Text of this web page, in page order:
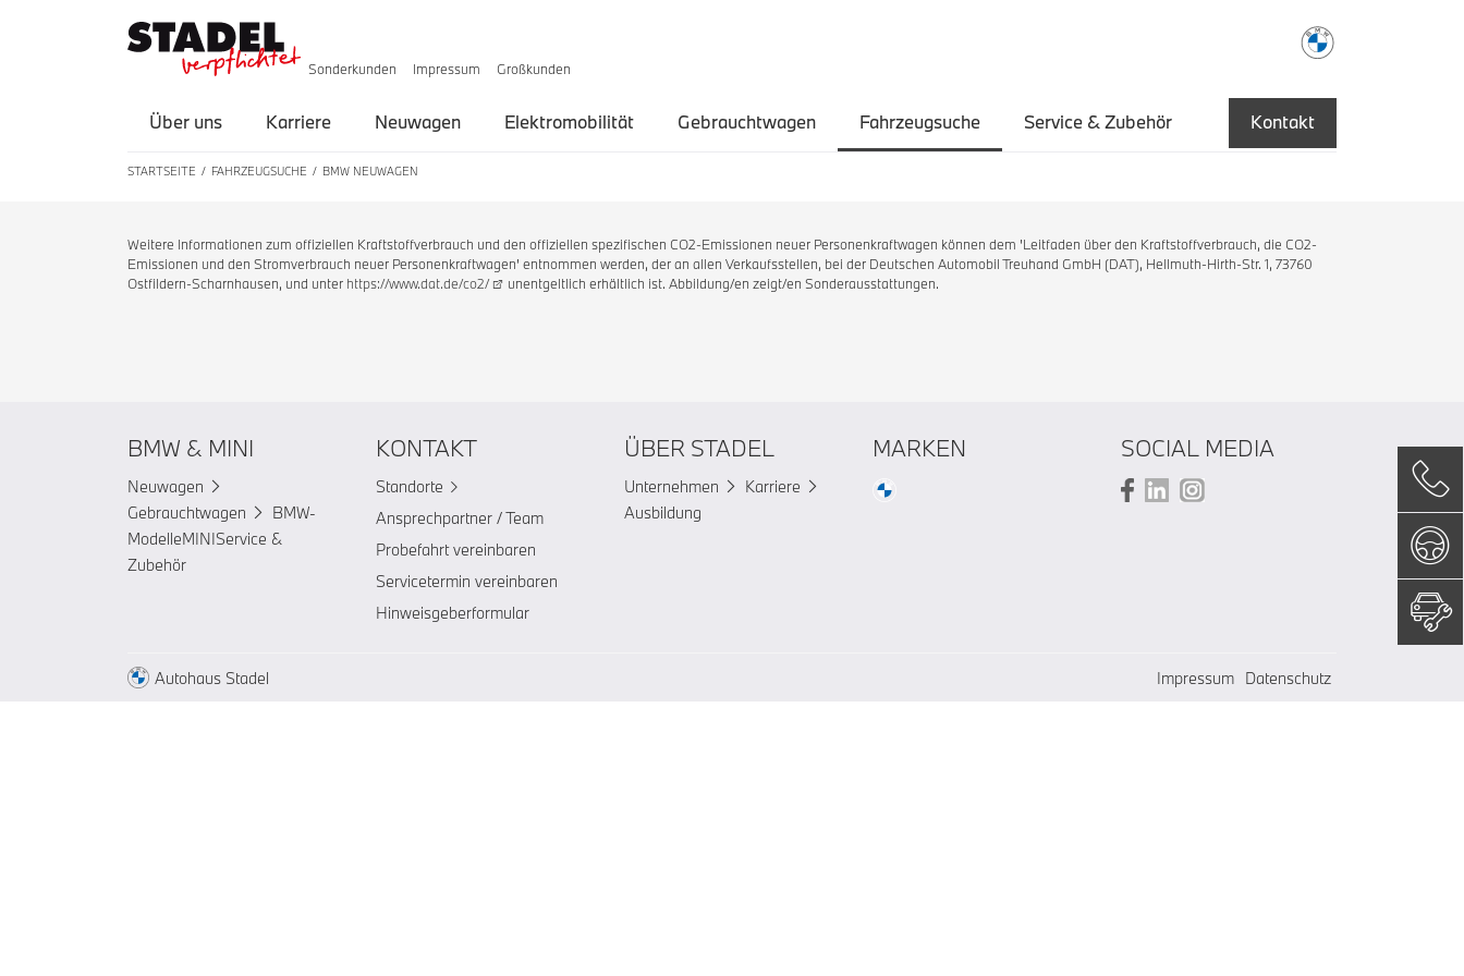
Sonderkunden Impressum Großkunden
Über uns Karriere Neuwagen Elektromobilität Gebrauchtwagen Fahrzeugsuche Service & Zubehör Kontakt
STARTSEITE FAHRZEUGSUCHE BMW NEUWAGEN
Weitere Informationen zum offiziellen Kraftstoffverbrauch und den offiziellen spezifischen CO2-Emissionen neuer Personenkraftwagen können dem 'Leitfaden über den Kraftstoffverbrauch, die CO2-
Emissionen und den Stromverbrauch neuer Personenkraftwagen' entnommen werden, der an allen Verkaufsstellen, bei der Deutschen Automobil Treuhand GmbH (DAT), Hellmuth-Hirth-Str. 1, 73760
Ostfildern-Scharnhausen, und unter https://www.dat.de/co2/ unentgeltlich erhältlich ist. Abbildung/en zeigt/en Sonderausstattungen.
BMW & MINI
Neuwagen
Gebrauchtwagen
BMW-
ModelleMINIService &
Zubehör
KONTAKT
Standorte
Ansprechpartner / Team
Probefahrt vereinbaren
Servicetermin vereinbaren
Hinweisgeberformular
ÜBER STADEL
Unternehmen
Karriere
Ausbildung
MARKEN SOCIAL MEDIA
Autohaus Stadel Impressum Datenschutz